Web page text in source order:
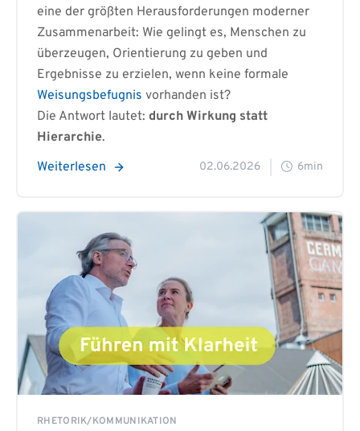
eine der größten Herausforderungen moderner
Zusammenarbeit: Wie gelingt es, Menschen zu
überzeugen, Orientierung zu geben und
Ergebnisse zu erzielen, wenn keine formale
Weisungsbefugnis vorhanden ist?
Die Antwort lautet: durch Wirkung statt
Hierarchie.
Weiterlesen
02.06.2026 6min
RHETORIK/KOMMUNIKATION